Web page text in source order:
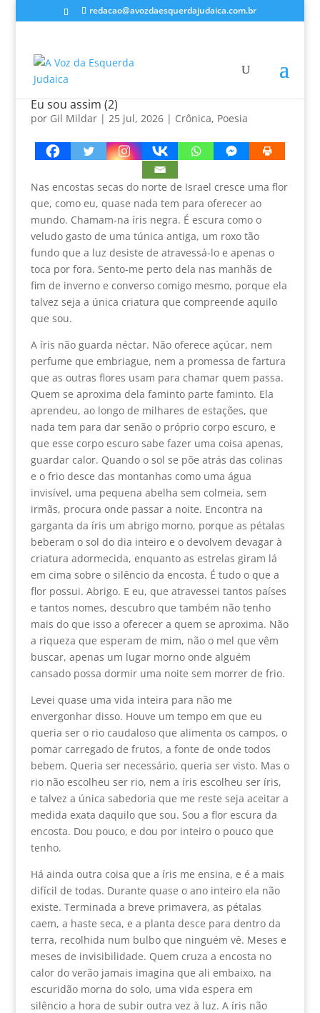
redacao@avozdaesquerdajudaica.com.br
Eu sou assim (2)
por Gil Mildar| 25 jul, 2026| Crônica, Poesia
Nas encostas secas do norte de Israel cresce uma flor
que, como eu, quase nada tem para oferecer ao
mundo. Chamam-na íris negra. É escura como o
veludo gasto de uma túnica antiga, um roxo tão
fundo que a luz desiste de atravessá-lo e apenas o
toca por fora. Sento-me perto dela nas manhãs de
fim de inverno e converso comigo mesmo, porque ela
talvez seja a única criatura que compreende aquilo
que sou.
A íris não guarda néctar. Não oferece açúcar, nem
perfume que embriague, nem a promessa de fartura
que as outras flores usam para chamar quem passa.
Quem se aproxima dela faminto parte faminto. Ela
aprendeu, ao longo de milhares de estações, que
nada tem para dar senão o próprio corpo escuro, e
que esse corpo escuro sabe fazer uma coisa apenas,
guardar calor. Quando o sol se põe atrás das colinas
e o frio desce das montanhas como uma água
invisível, uma pequena abelha sem colmeia, sem
irmãs, procura onde passar a noite. Encontra na
garganta da íris um abrigo morno, porque as pétalas
beberam o sol do dia inteiro e o devolvem devagar à
criatura adormecida, enquanto as estrelas giram lá
em cima sobre o silêncio da encosta. É tudo o que a
flor possui. Abrigo. E eu, que atravessei tantos países
e tantos nomes, descubro que também não tenho
mais do que isso a oferecer a quem se aproxima. Não
a riqueza que esperam de mim, não o mel que vêm
buscar, apenas um lugar morno onde alguém
cansado possa dormir uma noite sem morrer de frio.
Levei quase uma vida inteira para não me
envergonhar disso. Houve um tempo em que eu
queria ser o rio caudaloso que alimenta os campos, o
pomar carregado de frutos, a fonte de onde todos
bebem. Queria ser necessário, queria ser visto. Mas o
rio não escolheu ser rio, nem a íris escolheu ser íris,
e talvez a única sabedoria que me reste seja aceitar a
medida exata daquilo que sou. Sou a flor escura da
encosta. Dou pouco, e dou por inteiro o pouco que
tenho.
Há ainda outra coisa que a íris me ensina, e é a mais
difícil de todas. Durante quase o ano inteiro ela não
existe. Terminada a breve primavera, as pétalas
caem, a haste seca, e a planta desce para dentro da
terra, recolhida num bulbo que ninguém vê. Meses e
meses de invisibilidade. Quem cruza a encosta no
calor do verão jamais imagina que ali embaixo, na
escuridão morna do solo, uma vida espera em
silêncio a hora de subir outra vez à luz. A íris não